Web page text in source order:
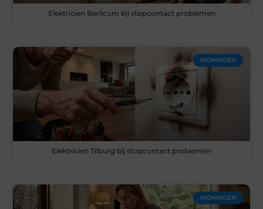
Elektricien Berlicum bij stopcontact problemen
WONINGEN
Elektricien Tilburg bij stopcontact problemen
WONINGEN